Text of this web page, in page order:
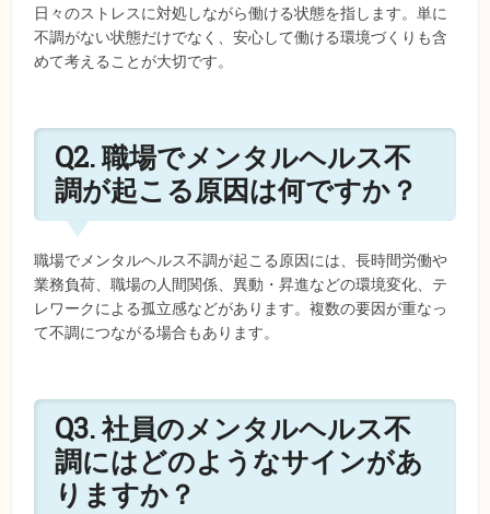
日々のストレスに対処しながら働ける状態を指します。単に
不調がない状態だけでなく、安心して働ける環境づくりも含
めて考えることが大切です。
Q2. 職場でメンタルヘルス不
調が起こる原因は何ですか？
職場でメンタルヘルス不調が起こる原因には、長時間労働や
業務負荷、職場の人間関係、異動・昇進などの環境変化、テ
レワークによる孤立感などがあります。複数の要因が重なっ
て不調につながる場合もあります。
Q3. 社員のメンタルヘルス不
調にはどのようなサインがあ
りますか？